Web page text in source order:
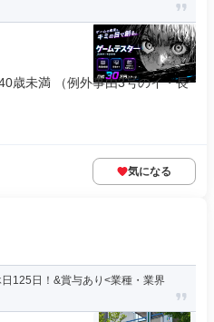
歳未満 （例外事由3号のイ・長
気になる
125日！&賞与あり<業種・業界